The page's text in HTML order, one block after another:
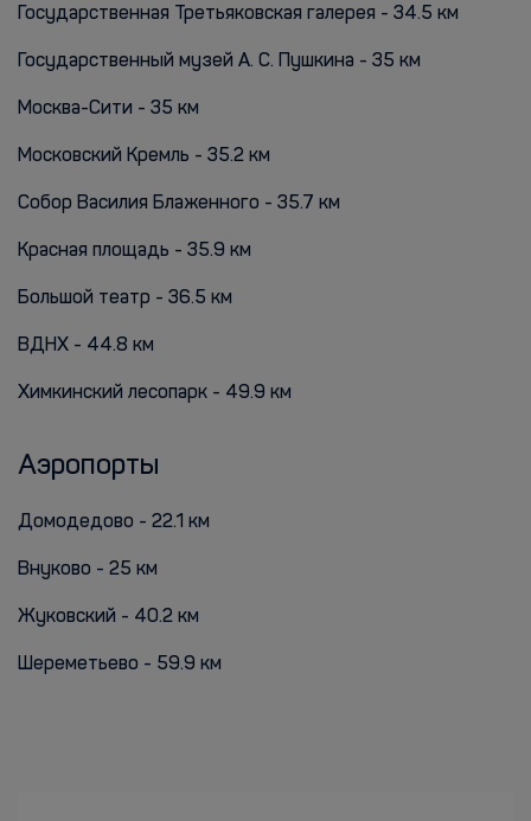
Государственная Третьяковская галерея - 34.5 км
Государственный музей А. С. Пушкина - 35 км
Москва-Сити - 35 км
Московский Кремль - 35.2 км
Собор Василия Блаженного - 35.7 км
Красная площадь - 35.9 км
Большой театр - 36.5 км
ВДНХ - 44.8 км
Химкинский лесопарк - 49.9 км
Аэропорты
Домодедово - 22.1 км
Внуково - 25 км
Жуковский - 40.2 км
Шереметьево - 59.9 км